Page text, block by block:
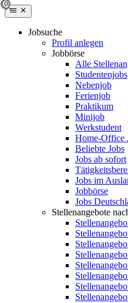
Jobsuche
Profil anlegen
Jobbörse
Alle
Studentenjobs
Nebenjob
Ferienjob
Praktikum
Minijob
Werkstudent
Home-Office
Beliebte Jobs
Jobs ab sofort
Jobs im
Jobbörse
Jobs
Stellenangebote